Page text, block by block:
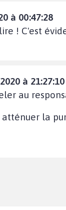
à 00:47:28
! C'est
à 21:27:10
au
atténuer la